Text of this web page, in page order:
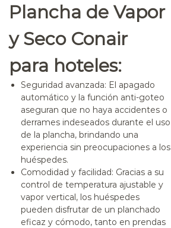
Plancha de Vapor
y Seco Conair
para hoteles:
Seguridad avanzada: El apagado
automático y la función anti-goteo
aseguran que no haya accidentes o
derrames indeseados durante el uso
de la plancha, brindando una
experiencia sin preocupaciones a los
huéspedes.
Comodidad y facilidad: Gracias a su
control de temperatura ajustable y
vapor vertical, los huéspedes
pueden disfrutar de un planchado
eficaz y cómodo, tanto en prendas